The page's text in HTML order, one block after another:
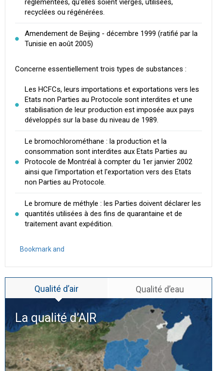
réglementées, qu'elles soient vierges, utilisées,
recyclées ou régénérées.
Amendement de Beijing - décembre 1999 (ratifié par la
Tunisie en août 2005)
Concerne essentiellement trois types de substances :
Les HCFCs, leurs importations et exportations vers les
Etats non Parties au Protocole sont interdites et une
stabilisation de leur production est imposée aux pays
développés sur la base du niveau de 1989.
Le bromochlorométhane : la production et la
consommation sont interdites aux Etats Parties au
Protocole de Montréal à compter du 1er janvier 2002
ainsi que l'importation et l'exportation vers des Etats
non Parties au Protocole.
Le bromure de méthyle : les Parties doivent déclarer les
quantités utilisées à des fins de quarantaine et de
traitement avant expédition.
Qualité d’air Qualité d’eau
La qualité d’AIR